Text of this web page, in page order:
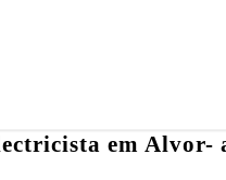
em Alvor-